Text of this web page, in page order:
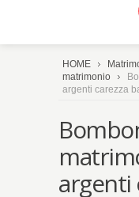
HOME
matrimonio
argenti carezza
argenti